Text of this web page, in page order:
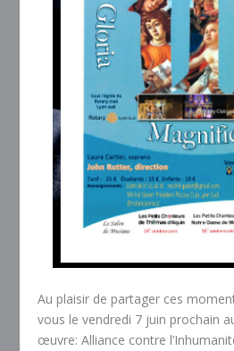
Au plaisir de partager ces
vous le vendredi 7 juin prochain
œuvre: Alliance contre